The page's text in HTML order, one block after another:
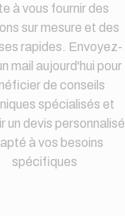
à vous fournir des
sur mesure et des
rapides. Envoyez-
mail aujourd'hui pour
de conseils
spécialisés et
un devis personnalisé,
à vos besoins
spécifiques